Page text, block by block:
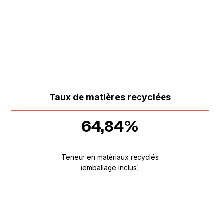
Taux de matières recyclées
64,84%
Teneur en matériaux recyclés
(emballage inclus)